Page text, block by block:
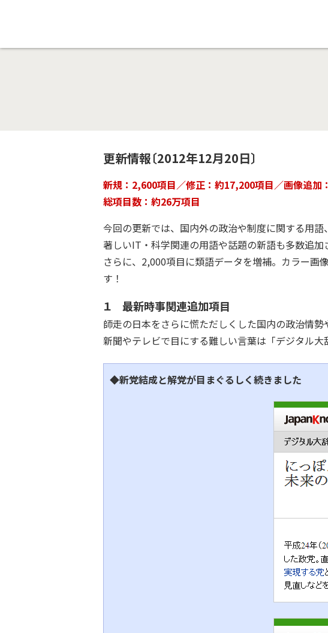
更新情報〔2012年12月20日〕
新規：2,600項目／修正：約17,200項目／画像追加
総項目数：約26万項目
今回の更新では、国内外の政治や制度に関する用
著しいIT・科学関連の用語や話題の新語も多数追加
さらに、2,000項目に類語データを増補。カラー画
す！
１ 最新時事関連追加項目
師走の日本をさらに慌ただしくした国内の政治情勢
新聞やテレビで目にする難しい言葉は「デジタル大
◆新党結成と解党が目まぐるしく続きました